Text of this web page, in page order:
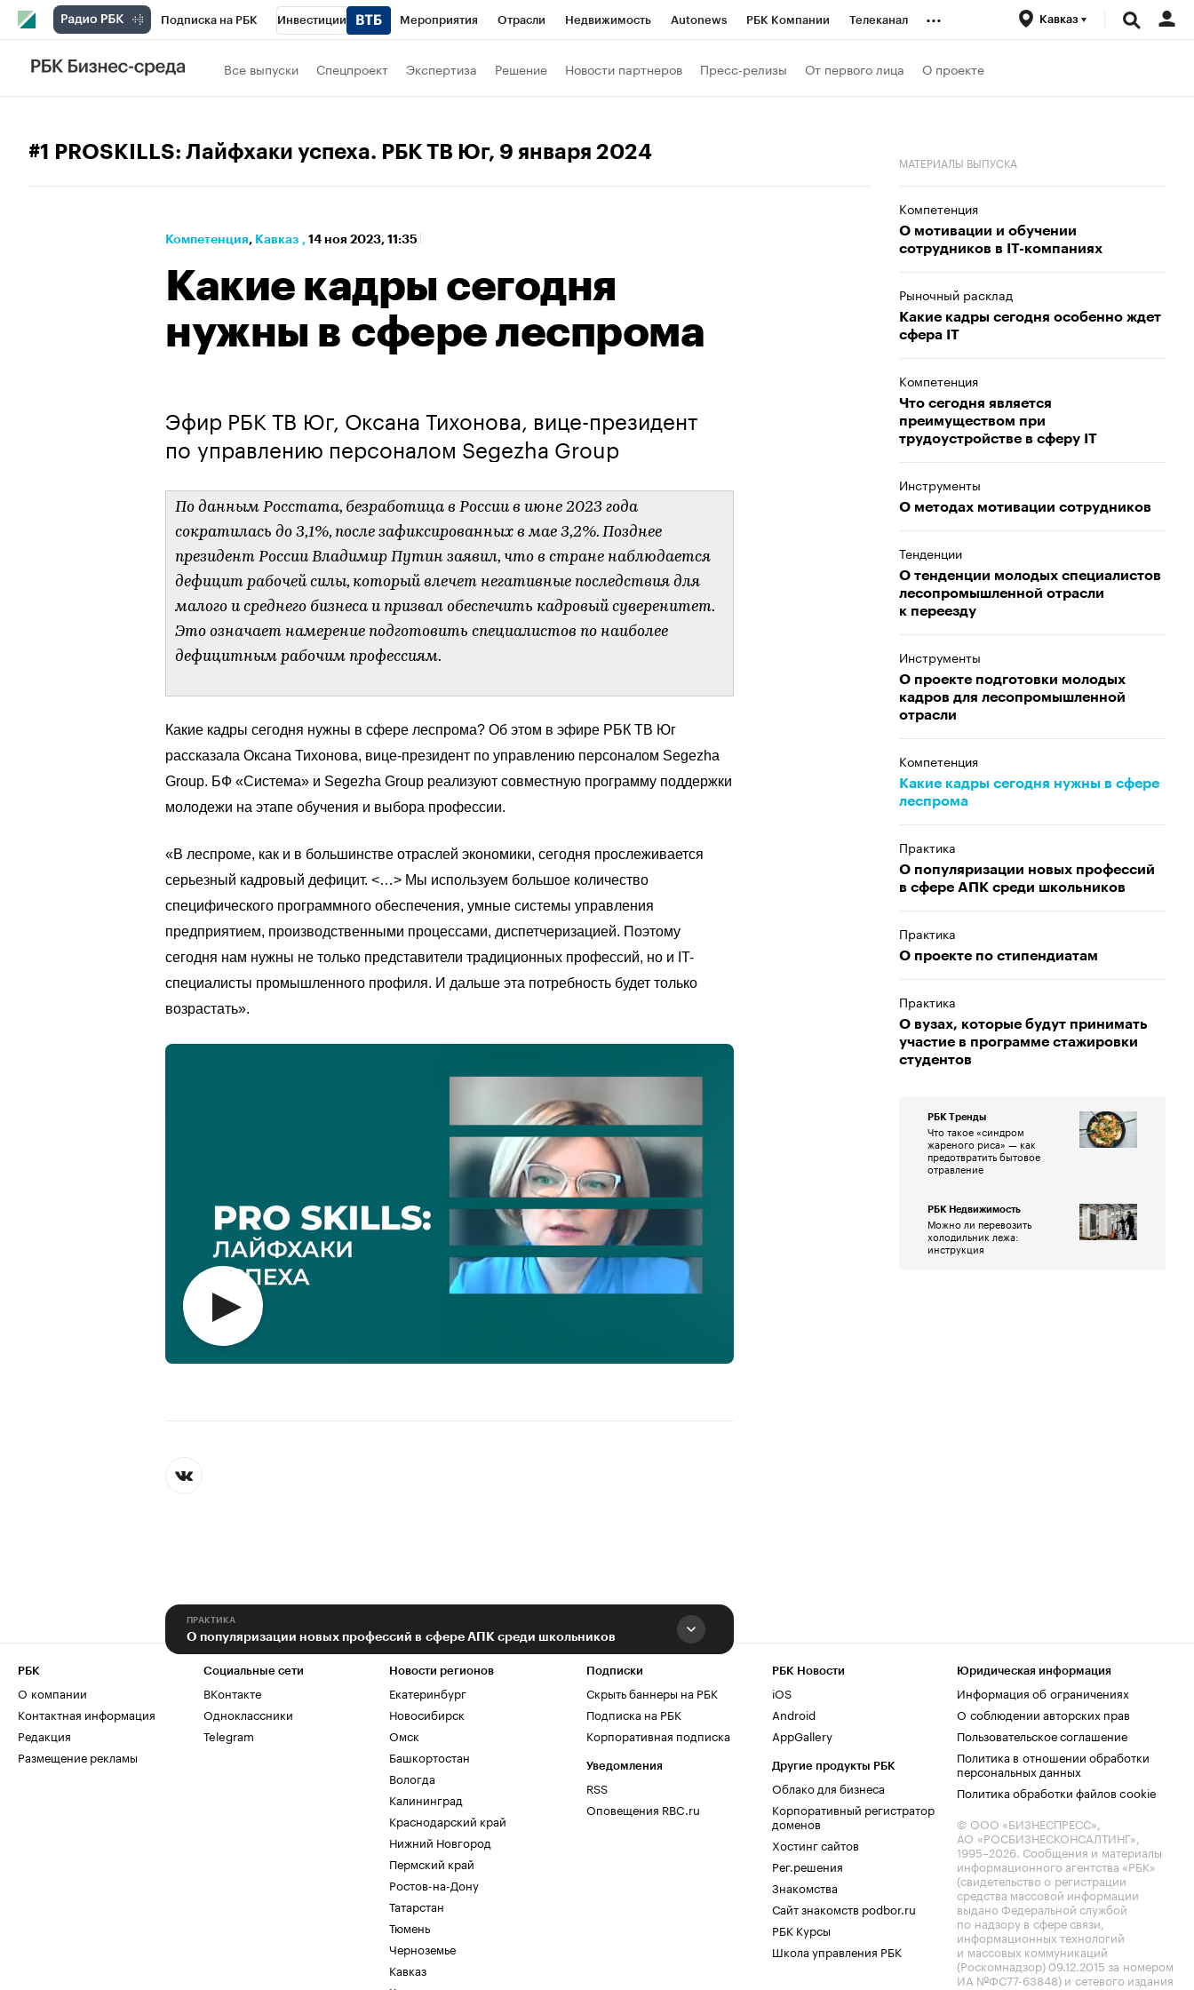
Подписка на РБК Инвестиции Мероприятия Отрасли Недвижимость Autonews РБК Компании Телеканал
РБК Вино
Кредитные рейтинги
... Кавказ
Все выпуски Спецпроект Экспертиза Решение Новости партнеров Пресс-релизы От первого лица О проекте
#1 PROSKILLS: Лайфхаки успеха. РБК ТВ Юг, 9 января 2024
Компетенция⁠, Кавказ , 14 ноя 2023, 11:35
Какие кадры сегодня
нужны в сфере леспрома
Эфир РБК ТВ Юг, Оксана Тихонова, вице-президент
по управлению персоналом Segezha Group
По данным Росстата, безработица в России в июне 2023 года
сократилась до 3,1%, после зафиксированных в мае 3,2%. Позднее
президент России Владимир Путин заявил, что в стране наблюдается
дефицит рабочей силы, который влечет негативные последствия для
малого и среднего бизнеса и призвал обеспечить кадровый суверенитет.
Это означает намерение подготовить специалистов по наиболее
дефицитным рабочим профессиям.
Какие кадры сегодня нужны в сфере леспрома? Об этом в эфире РБК ТВ Юг
рассказала Оксана Тихонова, вице-президент по управлению персоналом Segezha
Group. БФ «Система» и Segezha Group реализуют совместную программу поддержки
молодежи на этапе обучения и выбора профессии.
«В леспроме, как и в большинстве отраслей экономики, сегодня прослеживается
серьезный кадровый дефицит. <…> Мы используем большое количество
специфического программного обеспечения, умные системы управления
предприятием, производственными процессами, диспетчеризацией. Поэтому
сегодня нам нужны не только представители традиционных профессий, но и IT-
специалисты промышленного профиля. И дальше эта потребность будет только
возрастать».
ПРАКТИКА
О популяризации новых профессий в сфере АПК среди школьников
МАТЕРИАЛЫ ВЫПУСКА
Компетенция
О мотивации и обучении
сотрудников в IT-компаниях
Рыночный расклад
Какие кадры сегодня особенно ждет
сфера IT
Компетенция
Что сегодня является
преимуществом при
трудоустройстве в сферу IT
Инструменты
О методах мотивации сотрудников
Тенденции
О тенденции молодых специалистов
лесопромышленной отрасли
к переезду
Инструменты
О проекте подготовки молодых
кадров для лесопромышленной
отрасли
Компетенция
Какие кадры сегодня нужны в сфере
леспрома
Практика
О популяризации новых профессий
в сфере АПК среди школьников
Практика
О проекте по стипендиатам
Практика
О вузах, которые будут принимать
участие в программе стажировки
студентов
РБК Тренды
Что такое «синдром
жареного риса» — как
предотвратить бытовое
отравление
РБК Недвижимость
Можно ли перевозить
холодильник лежа:
инструкция
РБК
О компании
Контактная информация
Редакция
Размещение рекламы
Социальные сети
ВКонтакте
Одноклассники
Telegram
Новости регионов
Екатеринбург
Новосибирск
Омск
Башкортостан
Вологда
Калининград
Краснодарский край
Нижний Новгород
Пермский край
Ростов-на-Дону
Татарстан
Тюмень
Черноземье
Кавказ
Подписки
Скрыть баннеры на РБК
Подписка на РБК
Корпоративная подписка
Уведомления
RSS
Оповещения RBC.ru
РБК Новости
iOS
Android
AppGallery
Другие продукты РБК
Облако для бизнеса
Корпоративный регистратор
доменов
Хостинг сайтов
Рег.решения
Знакомства
Сайт знакомств podbor.ru
РБК Курсы
Школа управления РБК
Юридическая информация
Информация об ограничениях
О соблюдении авторских прав
Пользовательское соглашение
Политика в отношении обработки
персональных данных
Политика обработки файлов cookie
© ООО «БИЗНЕСПРЕСС»,
АО «РОСБИЗНЕСКОНСАЛТИНГ»,
1995–2026. Сообщения и материалы
информационного агентства «РБК»
(свидетельство о регистрации
средства массовой информации
выдано Федеральной службой
по надзору в сфере связи,
информационных технологий
и массовых коммуникаций
(Роскомнадзор) 09.12.2015 за номером
ИА №ФС77-63848) и сетевого издания